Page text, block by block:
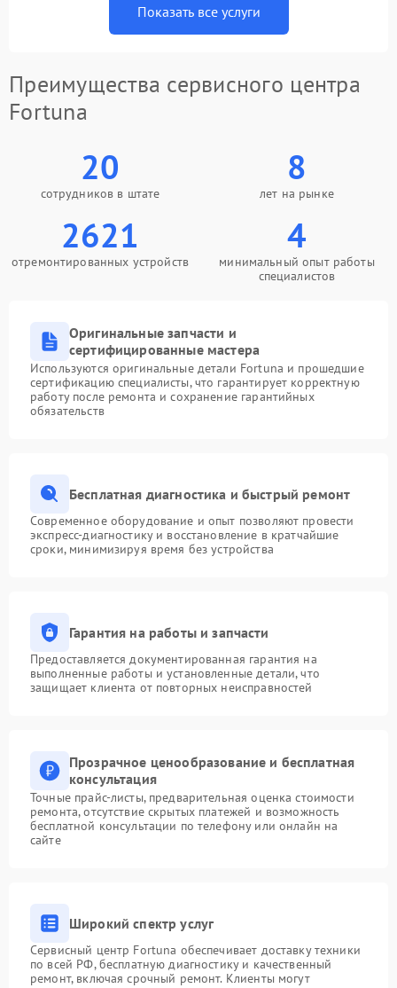
Показать все услуги
Преимущества сервисного центра
Fortuna
20
сотрудников в штате
8
лет на рынке
2621
отремонтированных устройств
4
минимальный опыт работы
специалистов
Оригинальные запчасти и
сертифицированные мастера
Используются оригинальные детали Fortuna и прошедшие
сертификацию специалисты, что гарантирует корректную
работу после ремонта и сохранение гарантийных
обязательств
Бесплатная диагностика и быстрый ремонт
Современное оборудование и опыт позволяют провести
экспресс-диагностику и восстановление в кратчайшие
сроки, минимизируя время без устройства
Гарантия на работы и запчасти
Предоставляется документированная гарантия на
выполненные работы и установленные детали, что
защищает клиента от повторных неисправностей
Прозрачное ценообразование и бесплатная
консультация
Точные прайс-листы, предварительная оценка стоимости
ремонта, отсутствие скрытых платежей и возможность
бесплатной консультации по телефону или онлайн на
сайте
Широкий спектр услуг
Сервисный центр Fortuna обеспечивает доставку техники
по всей РФ, бесплатную диагностику и качественный
ремонт, включая срочный ремонт. Клиенты могут